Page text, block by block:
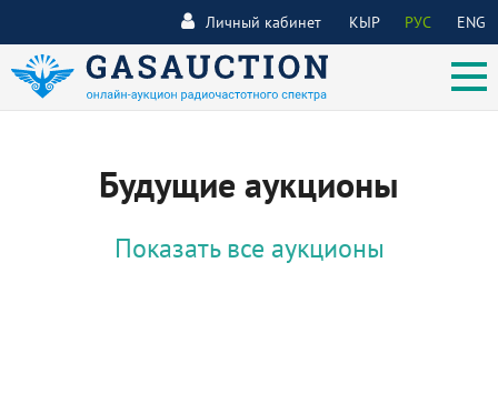
КЫР РУС ENG
Личный кабинет
Будущие аукционы
Показать все аукционы